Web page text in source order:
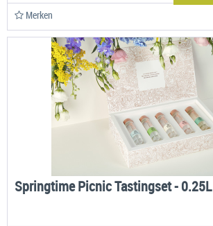
Merken
Springtime Picnic Tastingset - 0.25L